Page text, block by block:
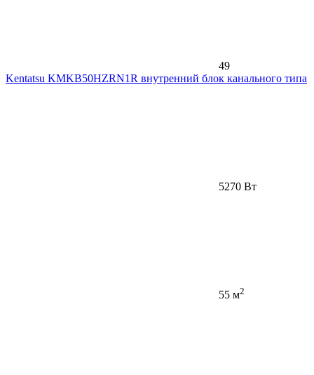
49
Kentatsu KMKB50HZRN1R внутренний блок канального типа
5270 Вт
55 м2